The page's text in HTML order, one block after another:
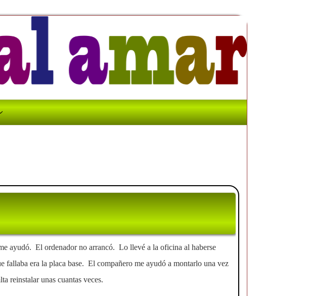
ayudó. El ordenador no arrancó. Lo llevé a la oficina al haberse
era la placa base. El compañero me ayudó a montarlo una vez
reinstalar unas cuantas veces.